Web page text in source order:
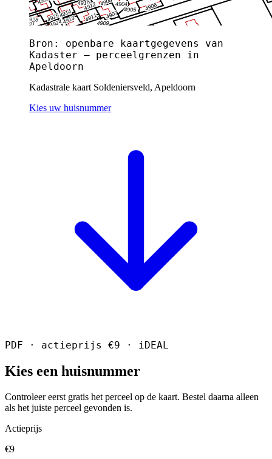
Bron: openbare kaartgegevens van
Kadaster — perceelgrenzen in
Apeldoorn
Kadastrale kaart Soldeniersveld, Apeldoorn
Kies uw huisnummer
PDF · actieprijs €9 · iDEAL
Kies een huisnummer
Controleer eerst gratis het perceel op de kaart. Bestel daarna alleen
als het juiste perceel gevonden is.
Actieprijs
€9